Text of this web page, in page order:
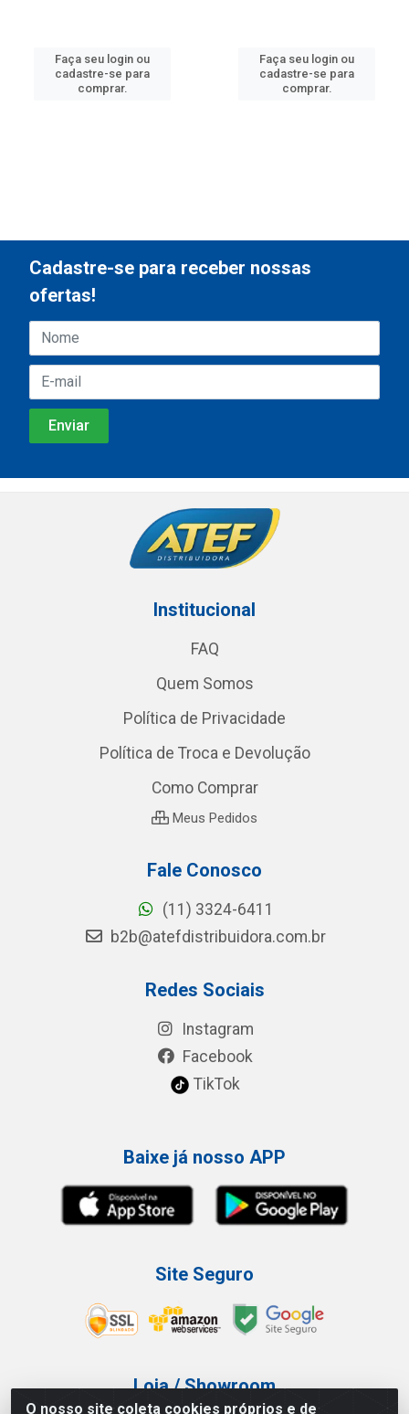
Faça seu login ou
cadastre-se para
comprar.
Faça seu login ou
cadastre-se para
comprar.
O nosso site coleta cookies próprios e de
Cadastre-se para receber nossas
ofertas!
Institucional
FAQ
Quem Somos
Política de Privacidade
Política de Troca e Devolução
Como Comprar
Meus Pedidos
Fale Conosco
(11) 3324-6411
b2b@atefdistribuidora.com.br
Redes Sociais
Instagram
Facebook
TikTok
Baixe já nosso APP
Site Seguro
Loja / Showroom